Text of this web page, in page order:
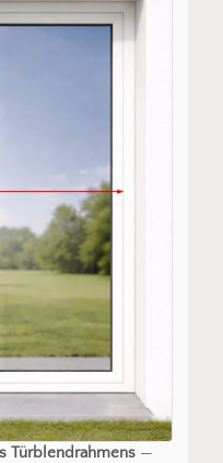
Türblendrahmens—